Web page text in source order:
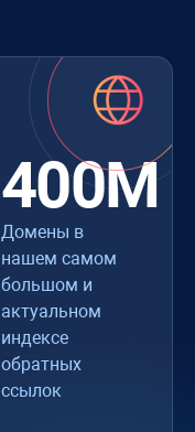
400M
Домены в
нашем самом
большом и
актуальном
индексе
обратных
ссылок